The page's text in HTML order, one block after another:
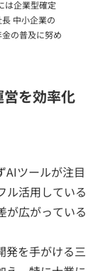
は企業型確定
中小企業の
の普及に努め
営を効率化
AIツールが注目
ル活用している
が広がっている
発を手がける三